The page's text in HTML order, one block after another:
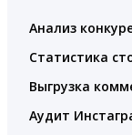
Анализ
Статистика
Выгрузка
Аудит